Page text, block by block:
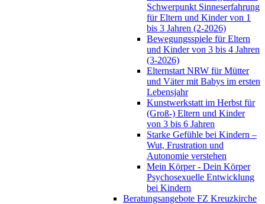
Schwerpunkt Sinneserfahrung
für Eltern und Kinder von 1
bis 3 Jahren (2-2026)
Bewegungsspiele für Eltern
und Kinder von 3 bis 4 Jahren
(3-2026)
Elternstart NRW für Mütter
und Väter mit Babys im ersten
Lebensjahr
Kunstwerkstatt im Herbst für
(Groß-) Eltern und Kinder
von 3 bis 6 Jahren
Starke Gefühle bei Kindern –
Wut, Frustration und
Autonomie verstehen
Mein Körper - Dein Körper
Psychosexuelle Entwicklung
bei Kindern
Beratungsangebote FZ Kreuzkirche